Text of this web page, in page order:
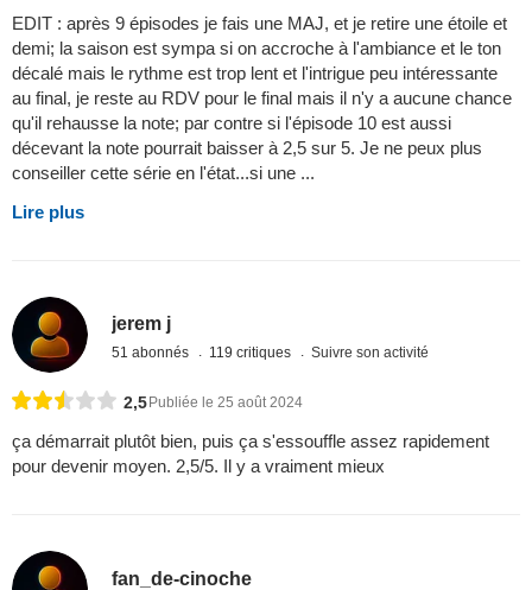
EDIT : après 9 épisodes je fais une MAJ, et je retire une étoile et
demi; la saison est sympa si on accroche à l'ambiance et le ton
décalé mais le rythme est trop lent et l'intrigue peu intéressante
au final, je reste au RDV pour le final mais il n'y a aucune chance
qu'il rehausse la note; par contre si l'épisode 10 est aussi
décevant la note pourrait baisser à 2,5 sur 5. Je ne peux plus
conseiller cette série en l'état...si une ...
Lire plus
jerem j
51 abonnés 119 critiques Suivre son activité
2,5 Publiée le 25 août 2024
ça démarrait plutôt bien, puis ça s'essouffle assez rapidement
pour devenir moyen. 2,5/5. Il y a vraiment mieux
fan_de-cinoche